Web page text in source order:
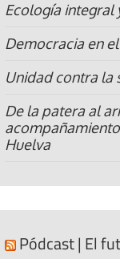
Ecología integral
Democracia en
Unidad contra la
De la patera al
Huelva
Pódcast | El